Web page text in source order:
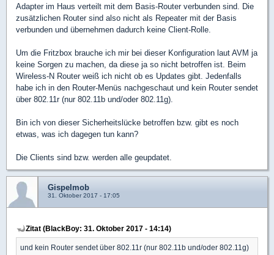
Adapter im Haus verteilt mit dem Basis-Router verbunden sind. Die
zusätzlichen Router sind also nicht als Repeater mit der Basis
verbunden und übernehmen dadurch keine Client-Rolle.
Um die Fritzbox brauche ich mir bei dieser Konfiguration laut AVM ja
keine Sorgen zu machen, da diese ja so nicht betroffen ist. Beim
Wireless-N Router weiß ich nicht ob es Updates gibt. Jedenfalls
habe ich in den Router-Menüs nachgeschaut und kein Router sendet
über 802.11r (nur 802.11b und/oder 802.11g).
Bin ich von dieser Sicherheitslücke betroffen bzw. gibt es noch
etwas, was ich dagegen tun kann?
Die Clients sind bzw. werden alle geupdatet.
Gispelmob
31. Oktober 2017 - 17:05
Zitat (BlackBoy: 31. Oktober 2017 - 14:14)
und kein Router sendet über 802.11r (nur 802.11b und/oder 802.11g)